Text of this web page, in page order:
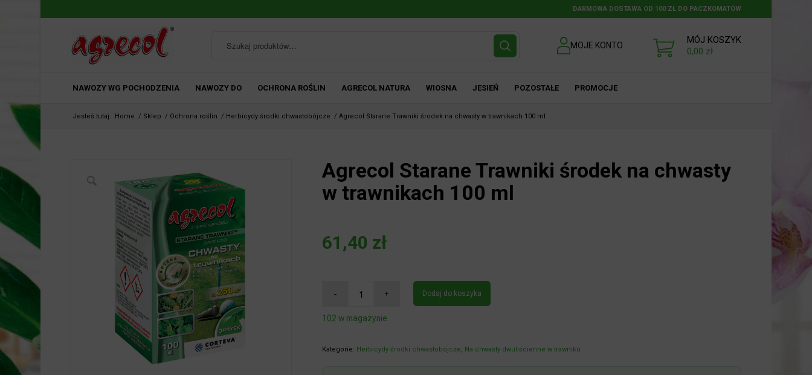
DARMOWA DOSTAWA OD 100 ZŁ DO PACZKOMATÓW
MOJE KONTO
MÓJ KOSZYK
0,00 zł
NAWOZY WG POCHODZENIA NAWOZY DO OCHRONA ROŚLIN AGRECOL NATURA WIOSNA JESIEŃ POZOSTAŁE PROMOCJE
Jesteś tutaj: Home / Sklep / Ochrona roślin / Herbicydy środki chwastobójcze / Agrecol Starane Trawniki środek na chwasty w trawnikach 100 ml
Agrecol Starane Trawniki środek na chwasty
w trawnikach 100 ml
61,40 zł
Dodaj do koszyka
102 w magazynie
Kategorie:Herbicydy środki chwastobójcze,Na chwasty dwuliścienne w trawniku